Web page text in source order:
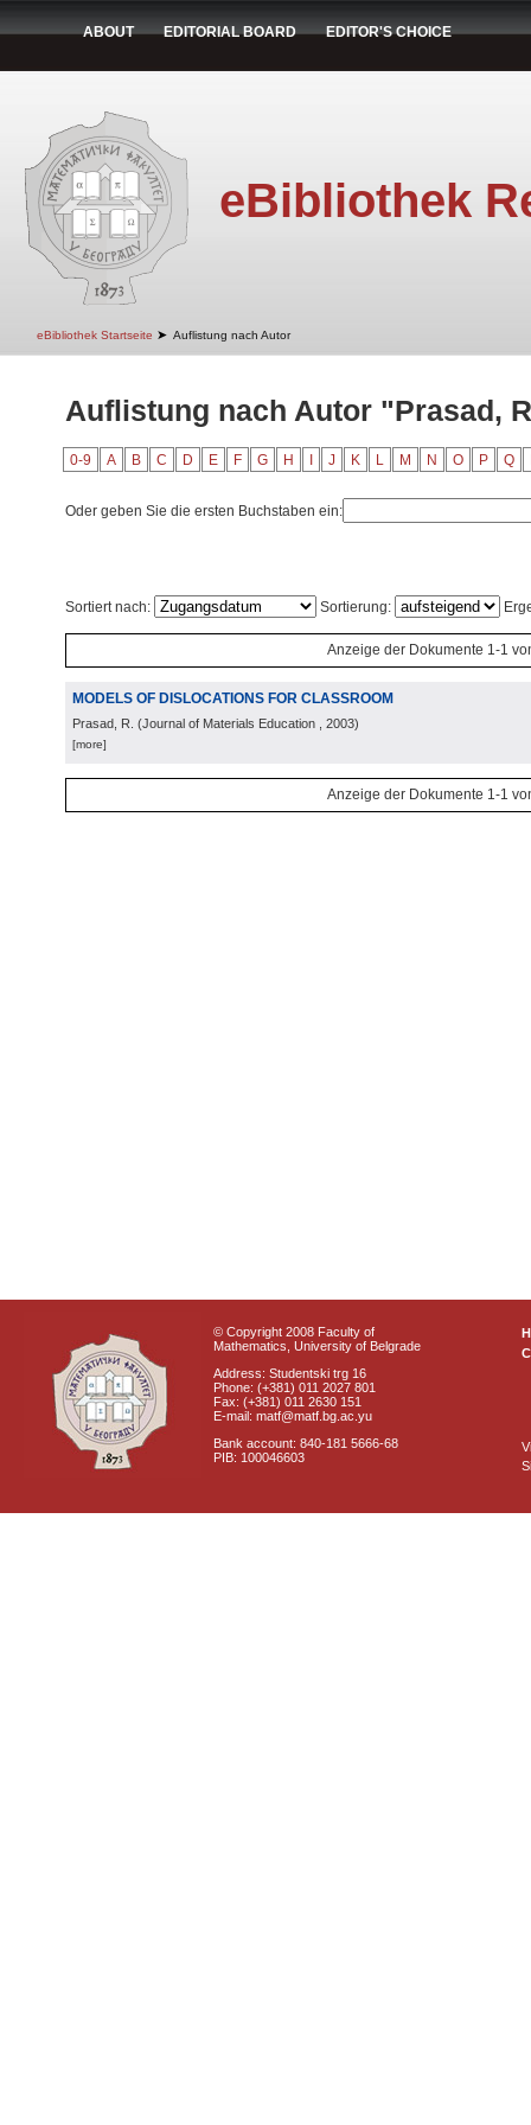
ABOUT EDITORIAL BOARD EDITOR'S CHOICE
eBibliothek
eBibliothek Startseite ➤ Auflistung nach Autor
Auflistung nach Autor "Prasad,
0-9 A B C D E F G H J K L M N O P Q
Oder geben Sie die ersten Buchstaben ein:
Sortiert nach: Sortierung:
Anzeige der Dokumente 1-1
MODELS OF DISLOCATIONS FOR CLASSROOM
Prasad, R. (Journal of Materials Education , 2003)
[more]
Anzeige der Dokumente 1-1
© Copyright 2008 Faculty of
Mathematics, University of Belgrade
Address: Studentski trg 16
Phone: (+381) 011 2027 801
Fax: (+381) 011 2630 151
E-mail: matf@matf.bg.ac.yu
Bank account: 840-181 5666-68
PIB: 100046603